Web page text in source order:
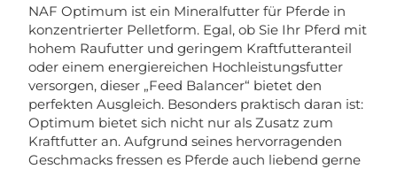
NAF Optimum ist ein Mineralfutter für Pferde in
konzentrierter Pelletform. Egal, ob Sie Ihr Pferd mit
hohem Raufutter und geringem Kraftfutteranteil
oder einem energiereichen Hochleistungsfutter
versorgen, dieser „Feed Balancer“ bietet den
perfekten Ausgleich. Besonders praktisch daran ist:
Optimum bietet sich nicht nur als Zusatz zum
Kraftfutter an. Aufgrund seines hervorragenden
Geschmacks fressen es Pferde auch liebend gerne